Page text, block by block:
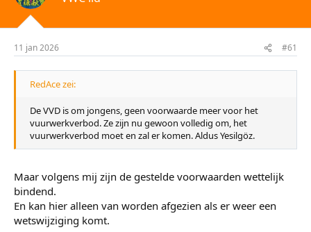
t
r
m
11 jan 2026 #61
RedAce zei:
De VVD is om jongens, geen voorwaarde meer voor het
vuurwerkverbod. Ze zijn nu gewoon volledig om, het
vuurwerkverbod moet en zal er komen. Aldus Yesilgöz.
Maar volgens mij zijn de gestelde voorwaarden wettelijk
bindend.
En kan hier alleen van worden afgezien als er weer een
wetswijziging komt.